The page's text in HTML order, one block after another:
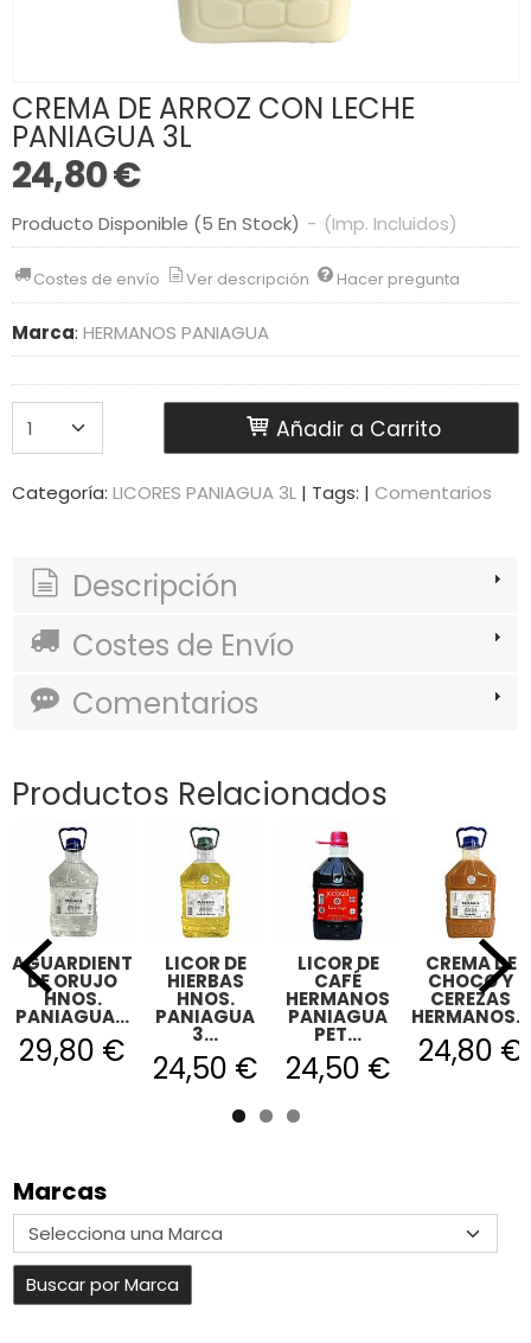
Marcas
CREMA DE ARROZ CON LECHE
PANIAGUA 3L
24,80 €
Producto Disponible (5 En Stock) - (Imp. Incluidos)
Costes de envío Ver descripción Hacer pregunta
Marca: HERMANOS PANIAGUA
Añadir a Carrito
Categoría: LICORES PANIAGUA 3L | Tags: | Comentarios
Descripción
Costes de Envío
Comentarios
Productos Relacionados
AGUARDIENTE
DE ORUJO
HNOS.
PANIAGUA...
29,80 €
LICOR DE
HIERBAS
HNOS.
PANIAGUA
3...
24,50 €
LICOR DE
CAFÉ
HERMANOS
PANIAGUA
PET...
24,50 €
CREMA DE
CHOCO Y
CEREZAS
HERMANOS...
24,80 €